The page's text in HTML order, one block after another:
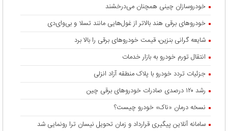
خودروسازان چینی همچنان می‌درخشند
خودروهای برقی هند بالاتر از غول‌هایی مانند تسلا و بی‌وای‌دی
شایعه گرانی بنزین، قیمت خودروهای برقی را بالا برد
انتقال تورم خودرو به بازار خدمات
جزئیات تردد خودرو با پلاک منطقه آزاد انزلی
رشد ۱۲۰ درصدی صادرات خودروهای برقی چین
نسخه درمان «ناک» خودرو چیست؟
سامانه آنلاین پیگیری قرارداد‌ و زمان تحویل نیسان ترا رونمایی شد